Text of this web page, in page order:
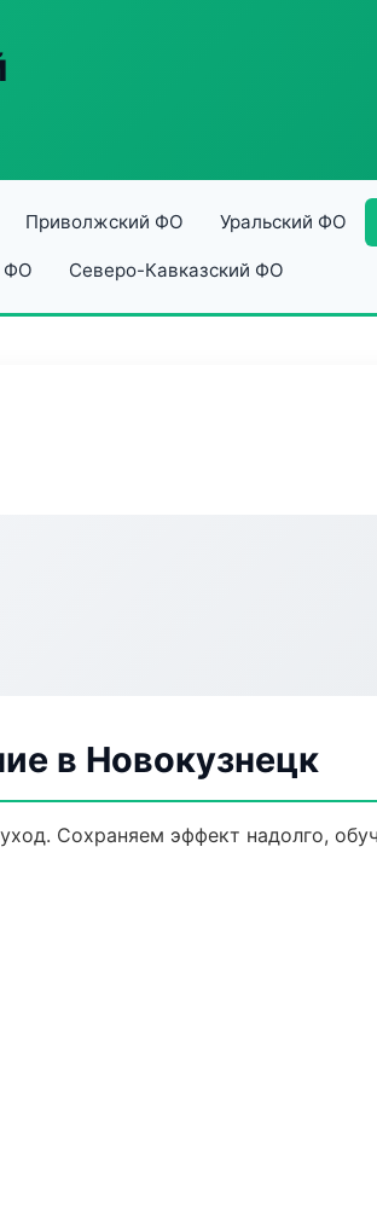
Приволжский ФО Уральский ФО
ФО Северо-Кавказский ФО
в Новокузнецк
Сохраняем эффект надолго,